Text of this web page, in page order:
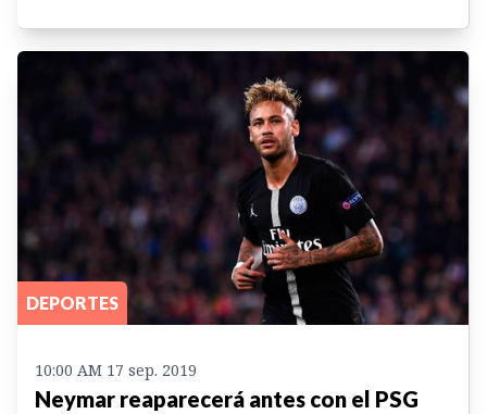
DEPORTES
10:00 AM 17 sep. 2019
Neymar reaparecerá antes con el PSG